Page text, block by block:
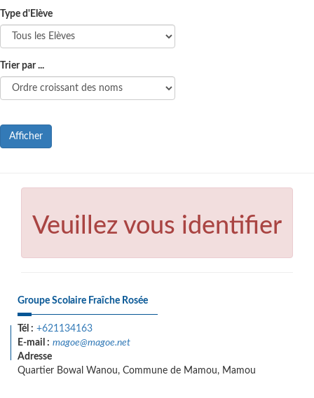
Type d'Elève
Trier par ...
Afficher
Veuillez vous identifier
Groupe Scolaire Fraîche Rosée
Tél : +621134163
E-mail : magoe@magoe.net
Adresse
Quartier Bowal Wanou, Commune de Mamou, Mamou